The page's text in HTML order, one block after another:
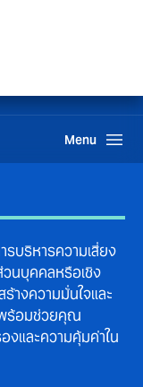
Menu
บริหารความเสี่ยง
วนบุคคลหรือเชิง
างความมั่นใจและ
พร้อมช่วยคุณ
และความคุ้มค่าใน